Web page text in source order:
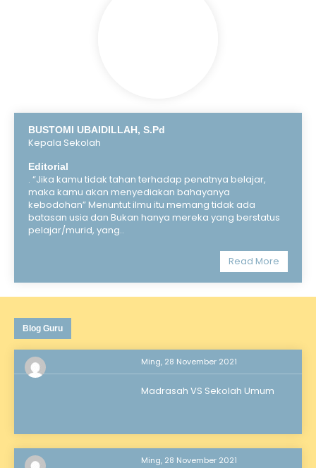
BUSTOMI UBAIDILLAH, S.Pd
Kepala Sekolah
Editorial
. “Jika kamu tidak tahan terhadap penatnya belajar,
maka kamu akan menyediakan bahayanya
kebodohan” Menuntut ilmu itu memang tidak ada
batasan usia dan Bukan hanya mereka yang berstatus
pelajar/murid, yang..
Read More
Blog Guru
Ming, 28 November 2021
Madrasah VS Sekolah Umum
Ming, 28 November 2021